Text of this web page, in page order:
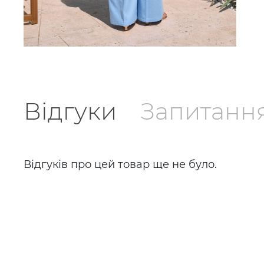
Відгуки
Відгуків про цей товар ще не було.